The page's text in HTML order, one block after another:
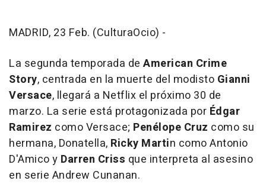
MADRID, 23 Feb. (CulturaOcio) -
La segunda temporada de American Crime
Story, centrada en la muerte del modisto Gianni
Versace, llegará a Netflix el próximo 30 de
marzo. La serie está protagonizada por Édgar
Ramirez como Versace; Penélope Cruz como su
hermana, Donatella, Ricky Martin como Antonio
D'Amico y Darren Criss que interpreta al asesino
en serie Andrew Cunanan.